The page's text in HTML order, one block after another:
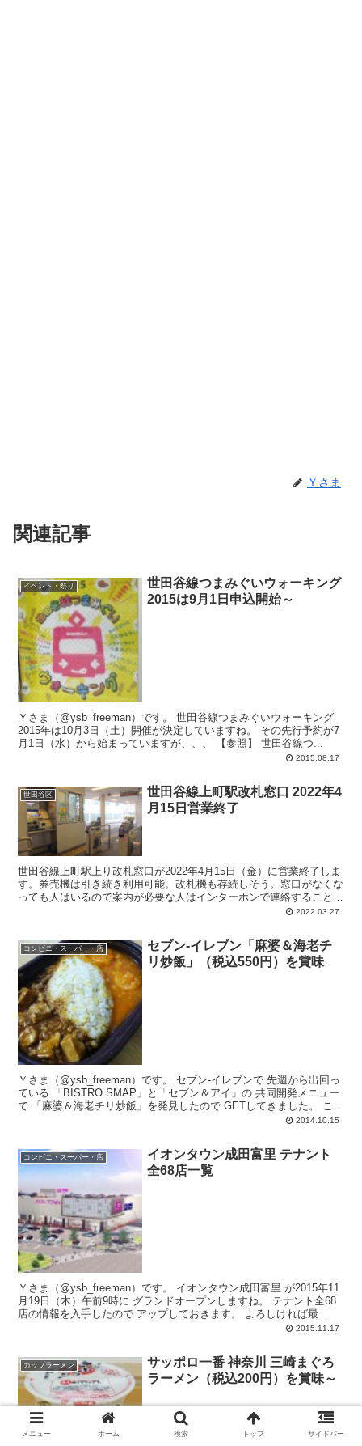
Ｙさま
関連記事
イベント・祭り
世田谷線つまみぐいウォーキング
2015は9月1日申込開始～
Ｙさま（@ysb_freeman）です。 世田谷線つまみぐいウォーキング
2015年は10月3日（土）開催が決定していますね。 その先行予約が7
月1日（水）から始まっていますが、、、 【参照】 世田谷線つ...
2015.08.17
世田谷区
世田谷線上町駅改札窓口 2022年4
月15日営業終了
世田谷線上町駅上り改札窓口が2022年4月15日（金）に営業終了しま
す。券売機は引き続き利用可能。改札機も存続しそう。窓口がなくな
っても人はいるので案内が必要な人はインターホンで連絡することに
なります。窓口がなくなってもほとんどの人には影響ないと思われま
2022.03.27
コンビニ・スーパー・店
セブン-イレブン「麻婆＆海老チ
リ炒飯」（税込550円）を賞味
Ｙさま（@ysb_freeman）です。 セブン-イレブンで 先週から出回っ
ている 「BISTRO SMAP」と「セブン＆アイ」の 共同開発メニュー
で 「麻婆＆海老チリ炒飯」を発見したので GETしてきました。 こ...
2014.10.15
コンビニ・スーパー・店
イオンタウン成田富里 テナント
全68店一覧
Ｙさま（@ysb_freeman）です。 イオンタウン成田富里 が2015年11
月19日（木）午前9時に グランドオープンしますね。 テナント全68
店の情報を入手したので アップしておきます。 よろしければ最...
2015.11.17
カップラーメン
サッポロ一番 神奈川 三崎まぐろ
ラーメン（税込200円）を賞味～
メニュー ホーム 検索 トップ サイドバー